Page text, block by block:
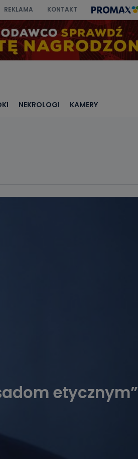
REKLAMA KONTAKT
NEKROLOGI KAMERY
etycznym”